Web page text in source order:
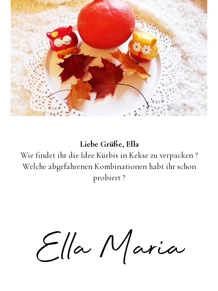
Liebe Grüße, Ella
Wie findet ihr die Idee Kürbis in Kekse zu verpacken ?
Welche abgefahrenen Kombinationen habt ihr schon
probiert ?